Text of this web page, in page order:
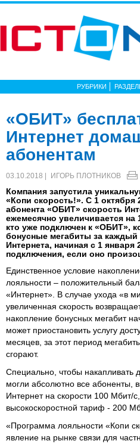
РУБРИКИ
«ОБИТ»
Интернет
абонентам
03.10.2018 | ИГОРЬ ПЛОТНИКОВ
Компания запустила
«Копи скорость!». C 1 октября
абонента «ОБИТ» скорость
ежемесячно увеличивается
кто уже подключен к «ОБИТ»,
бонусные мегабиты за
Интернета, начиная с 1
подключения, если оно
Единственное условие
лояльности – положительный
«Интернет». В случае ухода «в
увеличенная скорость
накопление бонусных мегабит
может приостановить услугу
месяцев, за этот период
сгорают.
Специально, чтобы накапливать
могли абсолютно все абоненты,
Интернет на скорости 100 Мбит/
высокоскоростной тариф - 200
«Программа лояльности «Копи
явление на рынке связи для